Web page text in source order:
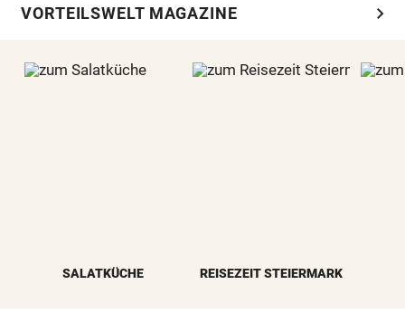
VORTEILSWELT MAGAZINE chevron_right
SALATKÜCHE REISEZEIT STEIERMARK